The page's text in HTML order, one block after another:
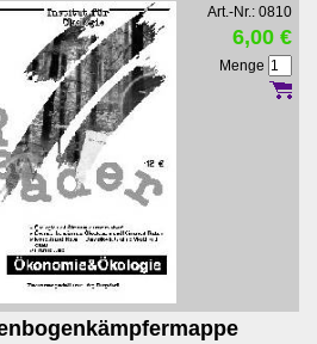
Art.-Nr.: 0810
6,00 €
Menge